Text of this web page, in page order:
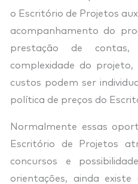
o Escritório de Projetos
acompanhamento do
prestação de contas,
complexidade do
custos podem ser
política de preços do
Normalmente essas
Escritório de Projetos
concursos e
orientações, ainda